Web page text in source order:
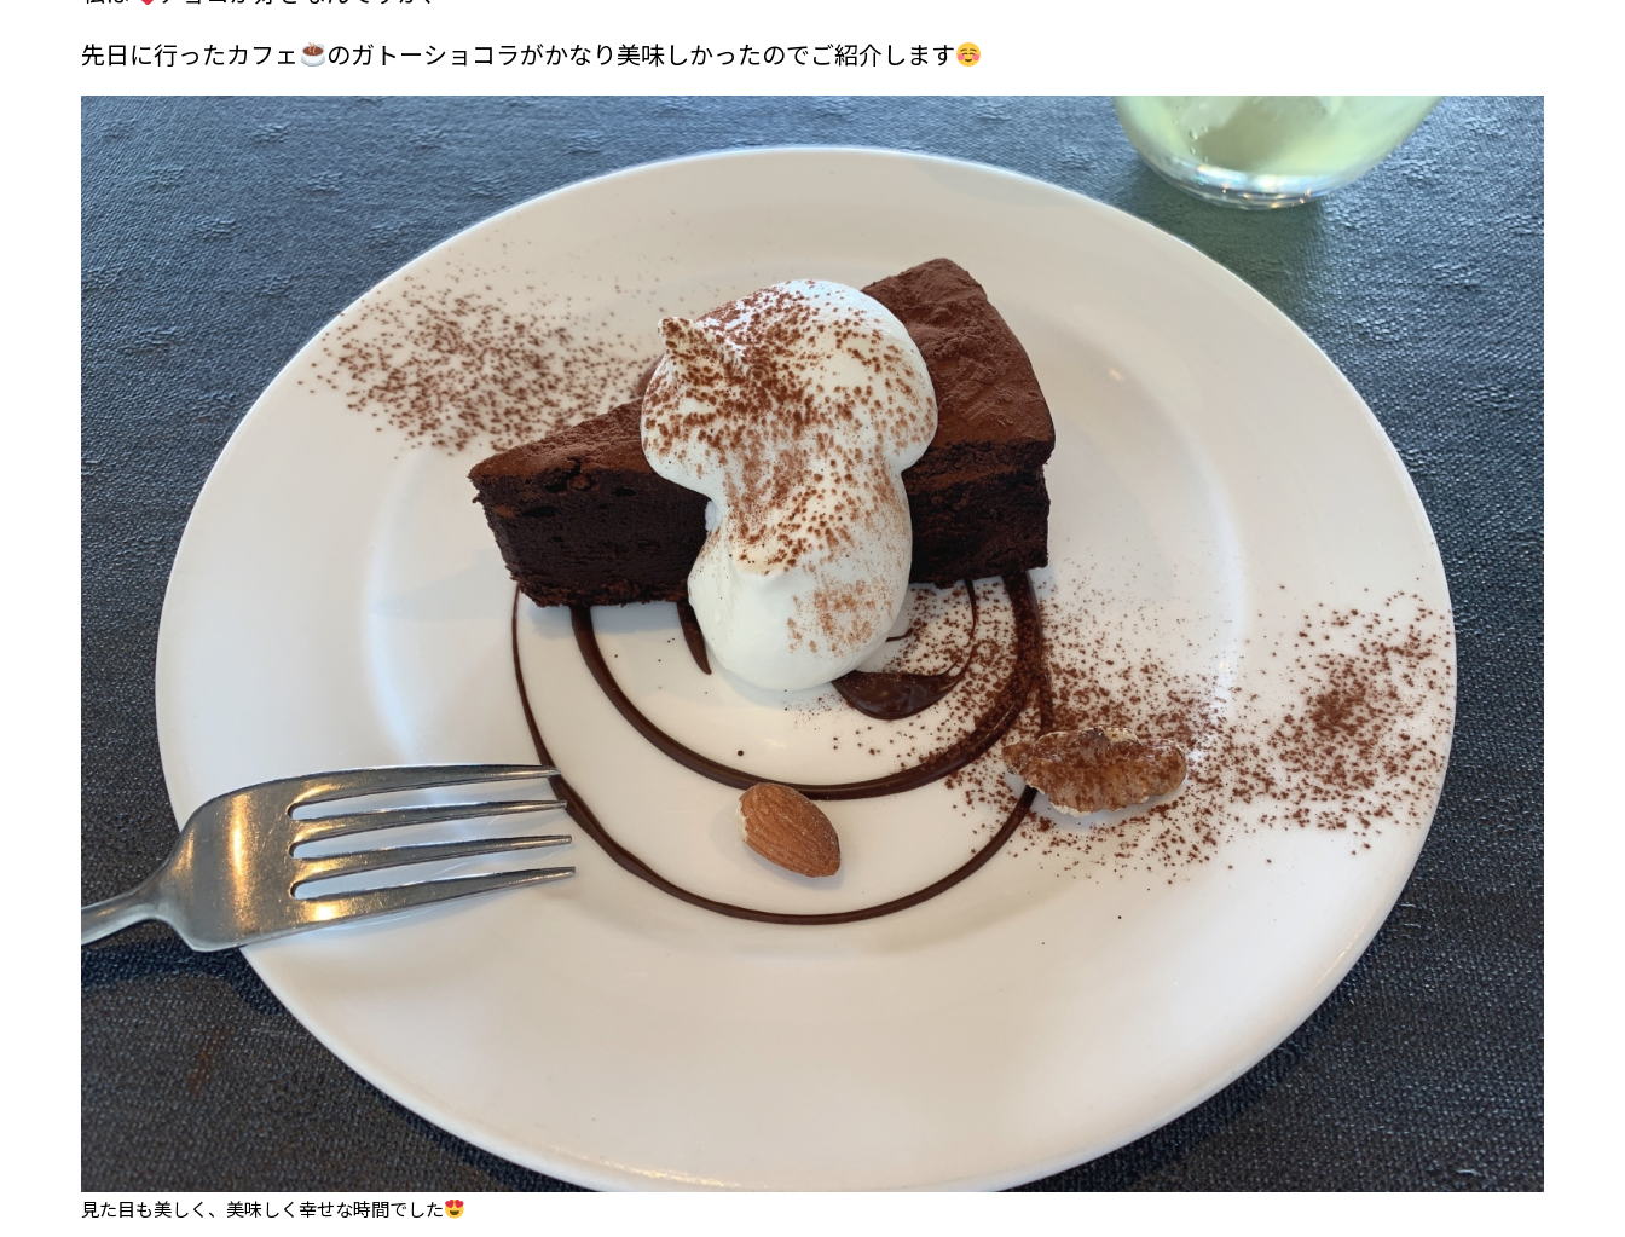
先日に行ったカフェ
のガトーショコラがかなり美味しかったのでご紹介します
見た目も美しく、美味しく幸せな時間でした